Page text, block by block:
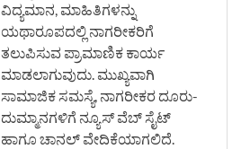
ವಿದ್ಯಮಾನ, ಮಾಹಿತಿಗಳನ್ನು
ಯಥಾರೂಪದಲ್ಲಿ ನಾಗರೀಕರಿಗೆ
ತಲುಪಿಸುವ ಪ್ರಾಮಾಣಿಕ ಕಾರ್ಯ
ಮಾಡಲಾಗುವುದು. ಮುಖ್ಯವಾಗಿ
ಸಾಮಾಜಿಕ ಸಮಸ್ಯೆ, ನಾಗರೀಕರ ದೂರು-
ದುಮ್ಮಾನಗಳಿಗೆ ನ್ಯೂಸ್ ವೆಬ್ ಸೈಟ್
ಹಾಗೂ ಚಾನಲ್ ವೇದಿಕೆಯಾಗಲಿದೆ.